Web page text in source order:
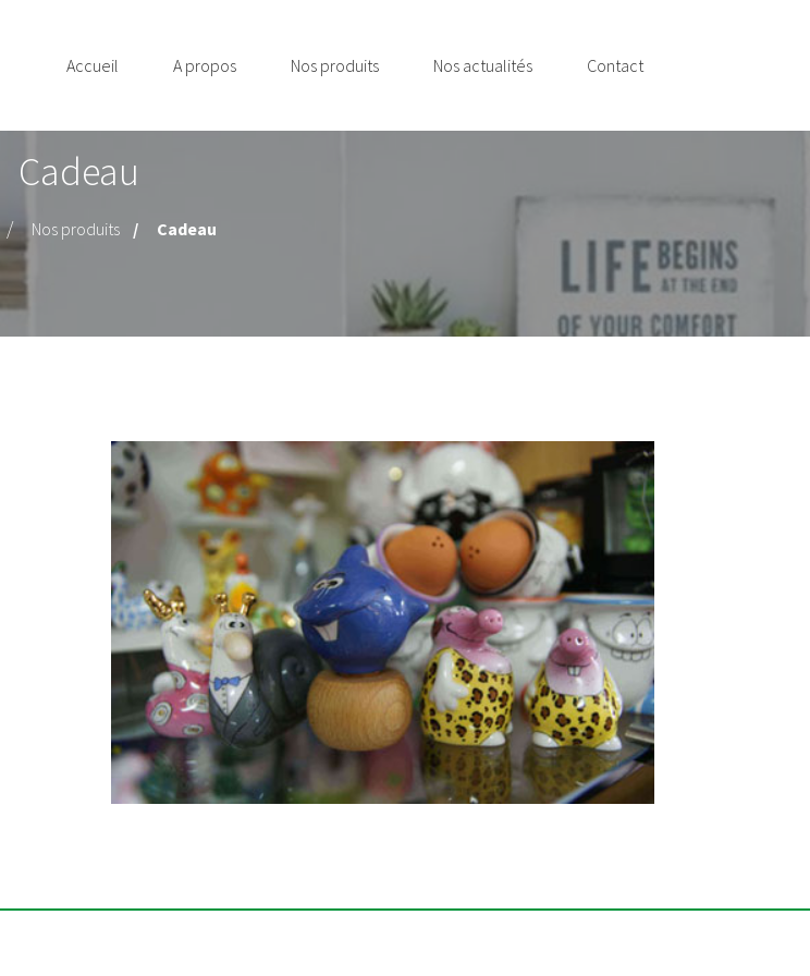
Accueil A propos Nos produits Nos actualités Contact
Cadeau
Nos produits Cadeau